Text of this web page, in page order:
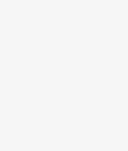
dans les 72 heures
ensemble une